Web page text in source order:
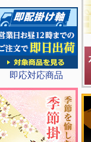
即応対応商品